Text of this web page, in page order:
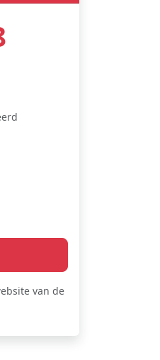
van de